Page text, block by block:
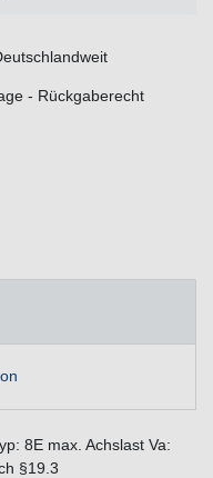
- Rückgaberecht
8E max. Achslast Va:
§19.3